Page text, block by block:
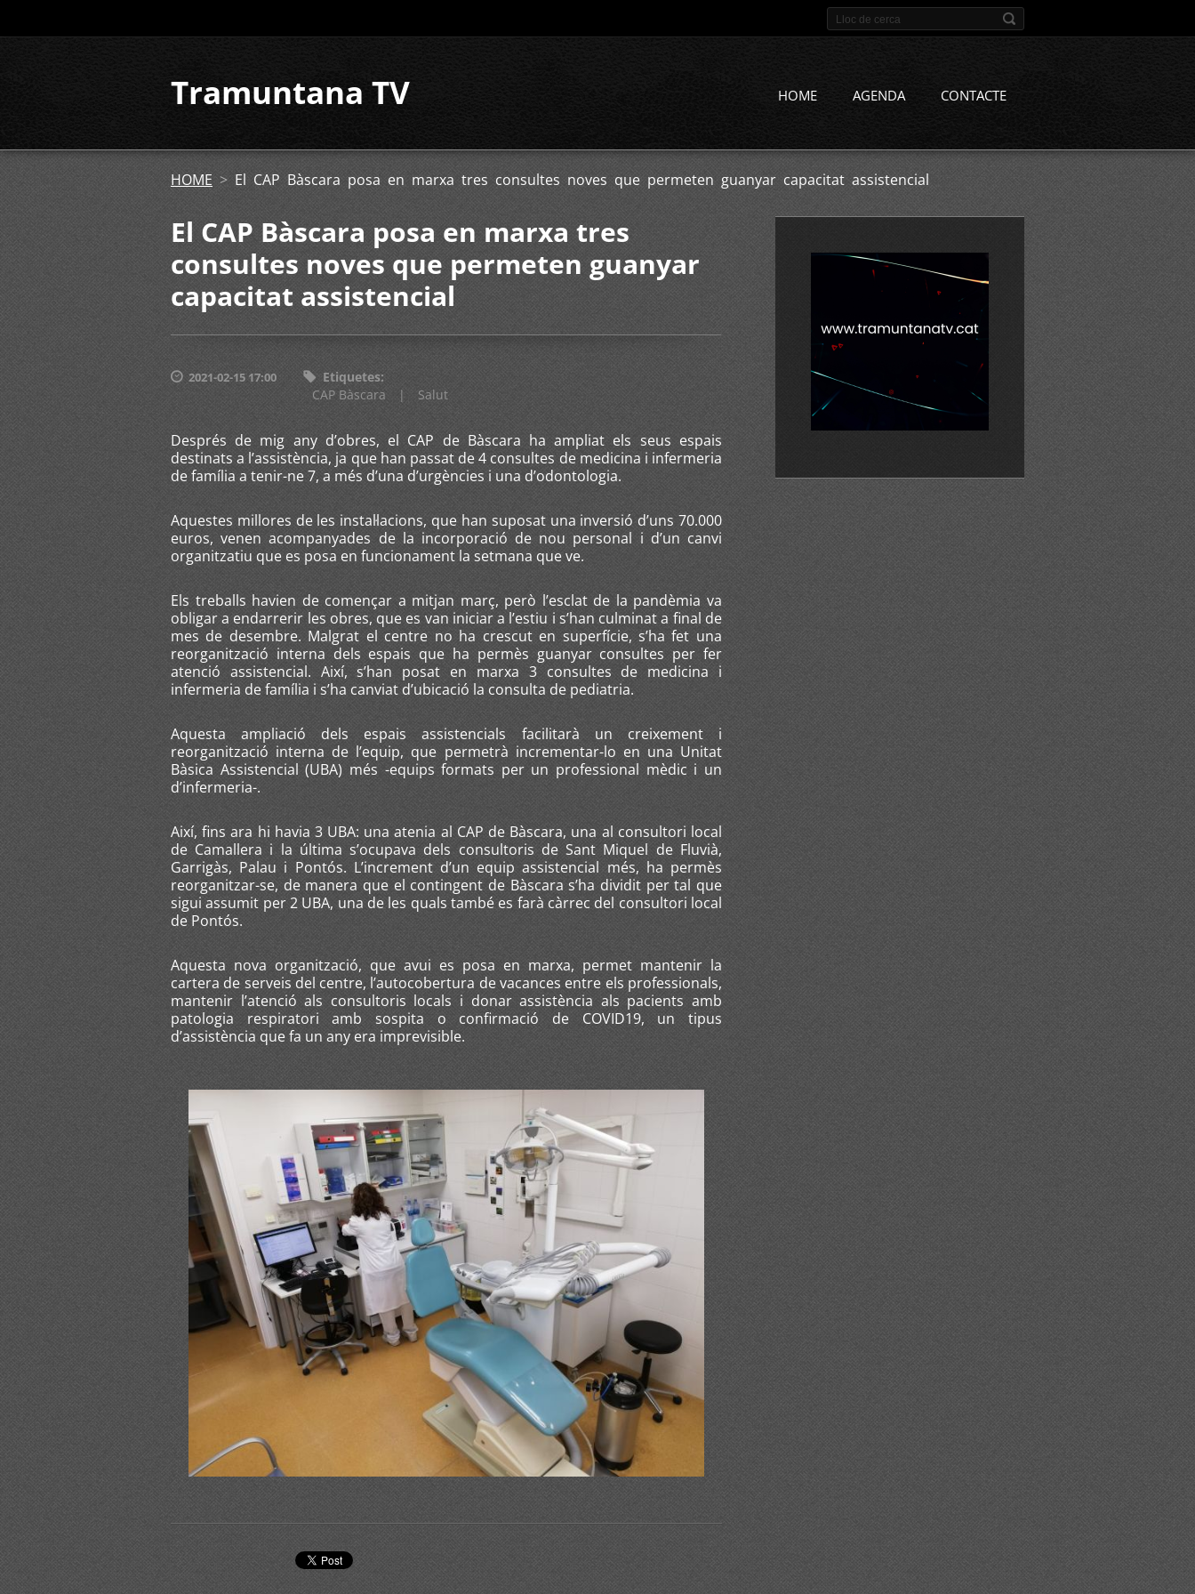
Tramuntana TV HOME AGENDA CONTACTE
HOME > El CAP Bàscara posa en marxa tres consultes noves que permeten guanyar capacitat assistencial
El CAP Bàscara posa en marxa tres
consultes noves que permeten guanyar
capacitat assistencial
2021-02-15 17:00 Etiquetes:
CAP Bàscara
| Salut
Després de mig any d’obres, el CAP de Bàscara ha ampliat els seus espais
destinats a l’assistència, ja que han passat de 4 consultes de medicina i infermeria
de família a tenir-ne 7, a més d’una d’urgències i una d’odontologia.
Aquestes millores de les instal·lacions, que han suposat una inversió d’uns 70.000
euros, venen acompanyades de la incorporació de nou personal i d’un canvi
organitzatiu que es posa en funcionament la setmana que ve.
Els treballs havien de començar a mitjan març, però l’esclat de la pandèmia va
obligar a endarrerir les obres, que es van iniciar a l’estiu i s’han culminat a final de
mes de desembre. Malgrat el centre no ha crescut en superfície, s’ha fet una
reorganització interna dels espais que ha permès guanyar consultes per fer
atenció assistencial. Així, s’han posat en marxa 3 consultes de medicina i
infermeria de família i s’ha canviat d’ubicació la consulta de pediatria.
Aquesta ampliació dels espais assistencials facilitarà un creixement i
reorganització interna de l’equip, que permetrà incrementar-lo en una Unitat
Bàsica Assistencial (UBA) més -equips formats per un professional mèdic i un
d’infermeria-.
Així, fins ara hi havia 3 UBA: una atenia al CAP de Bàscara, una al consultori local
de Camallera i la última s’ocupava dels consultoris de Sant Miquel de Fluvià,
Garrigàs, Palau i Pontós. L’increment d’un equip assistencial més, ha permès
reorganitzar-se, de manera que el contingent de Bàscara s’ha dividit per tal que
sigui assumit per 2 UBA, una de les quals també es farà càrrec del consultori local
de Pontós.
Aquesta nova organització, que avui es posa en marxa, permet mantenir la
cartera de serveis del centre, l’autocobertura de vacances entre els professionals,
mantenir l’atenció als consultoris locals i donar assistència als pacients amb
patologia respiratori amb sospita o confirmació de COVID19, un tipus
d’assistència que fa un any era imprevisible.